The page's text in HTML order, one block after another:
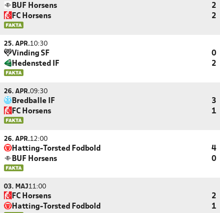
BUF Horsens
2
FC Horsens
2
25. APR.10:30
Vinding SF
0
Hedensted IF
2
26. APR.09:30
Bredballe IF
3
FC Horsens
1
26. APR.12:00
Hatting-Torsted Fodbold
4
BUF Horsens
0
03. MAJ11:00
FC Horsens
2
Hatting-Torsted Fodbold
1